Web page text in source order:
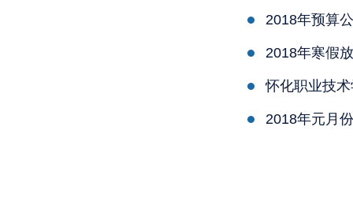
2018年预算
2018年寒假
怀化职业技
2018年元月